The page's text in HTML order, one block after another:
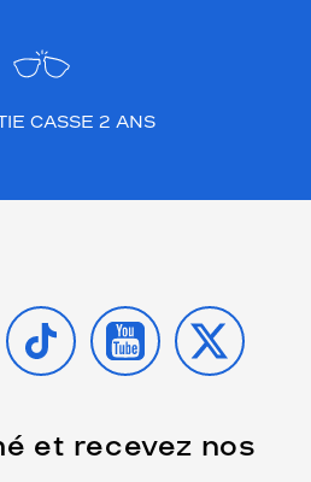
CASSE 2 ANS
TIKTOK YOUTUBE
X
et recevez nos